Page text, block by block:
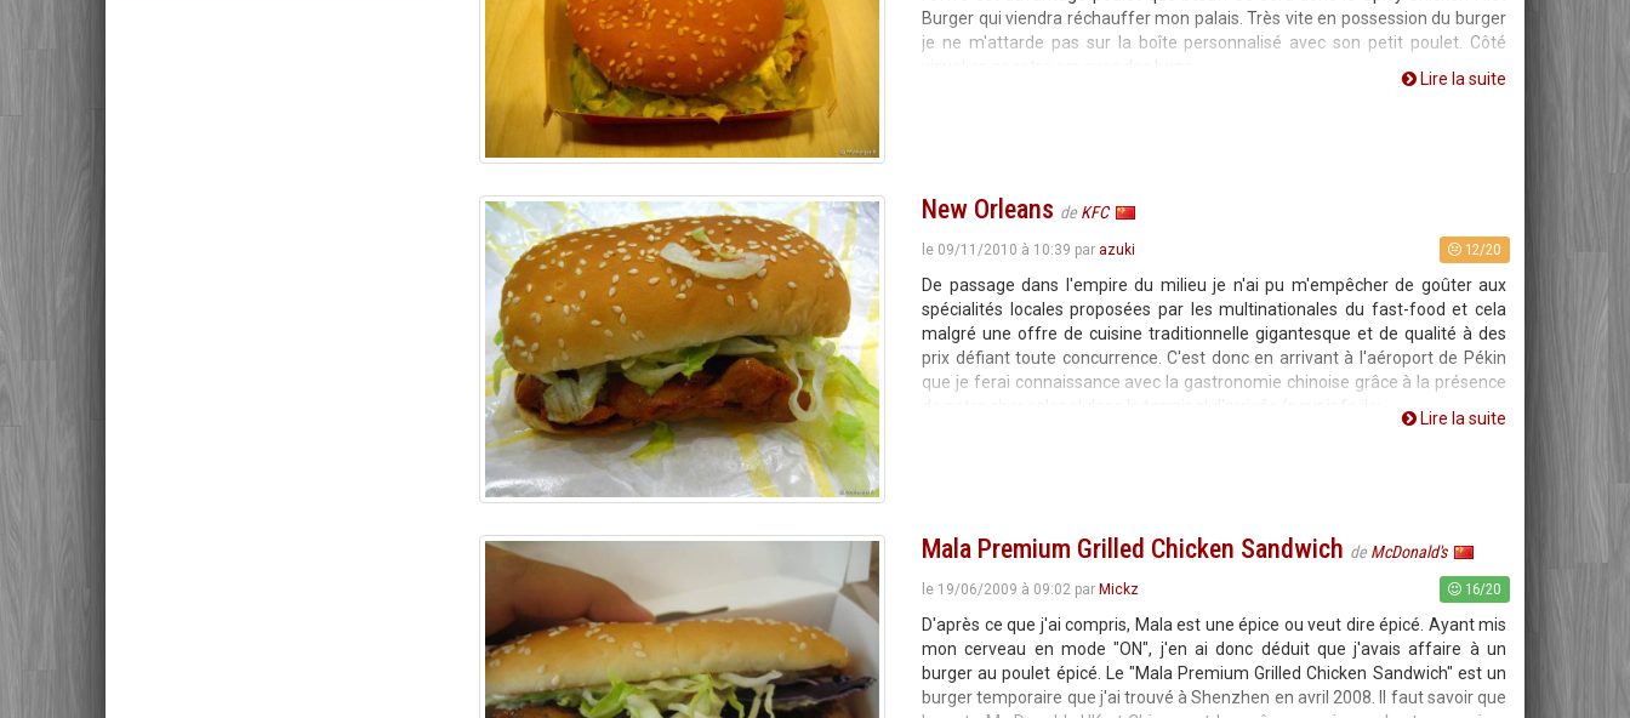
Burger qui viendra réchauffer mon palais. Très vite en possession du burger
je ne m'attarde pas sur la boîte personnalisé avec son petit poulet. Côté
Lire la suite
New Orleans de KFC
le 09/11/2010 à 10:39 par azuki 12/20
De passage dans l'empire du milieu je n'ai pu m'empêcher de goûter aux
spécialités locales proposées par les multinationales du fast-food et cela
malgré une offre de cuisine traditionnelle gigantesque et de qualité à des
prix défiant toute concurrence. C'est donc en arrivant à l'aéroport de Pékin
que je ferai connaissance avec la gastronomie chinoise grâce à la présence
Lire la suite
Mala Premium Grilled Chicken Sandwich de McDonald's
le 19/06/2009 à 09:02 par Mickz 16/20
D'après ce que j'ai compris, Mala est une épice ou veut dire épicé. Ayant mis
mon cerveau en mode "ON", j'en ai donc déduit que j'avais affaire à un
burger au poulet épicé. Le "Mala Premium Grilled Chicken Sandwich" est un
burger temporaire que j'ai trouvé à Shenzhen en avril 2008. Il faut savoir que